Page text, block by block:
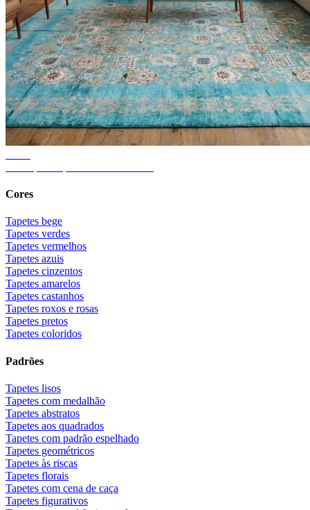
Cores
Tapetes bege
Tapetes verdes
Tapetes vermelhos
Tapetes azuis
Tapetes cinzentos
Tapetes amarelos
Tapetes castanhos
Tapetes roxos e rosas
Tapetes pretos
Tapetes coloridos
Padrões
Tapetes lisos
Tapetes com medalhão
Tapetes abstratos
Tapetes aos quadrados
Tapetes com padrão espelhado
Tapetes geométricos
Tapetes às riscas
Tapetes florais
Tapetes com cena de caça
Tapetes figurativos